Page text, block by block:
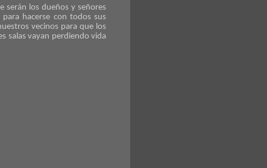
serán los dueños y señores
hacerse con todos sus
vecinos para que los
salas vayan perdiendo vida